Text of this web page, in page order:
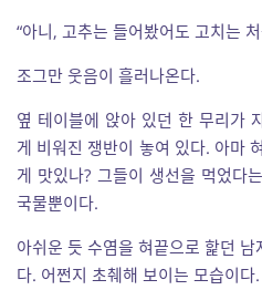
“아니, 고추는 들어봤어도 고치는
조그만 웃음이 흘러나온다.
옆 테이블에 앉아 있던 한 무리가
게 비워진 쟁반이 놓여 있다. 아마
게 맛있나? 그들이 생선을 먹었다
국물뿐이다.
아쉬운 듯 수염을 혀끝으로 핥던
다. 어쩐지 초췌해 보이는 모습이